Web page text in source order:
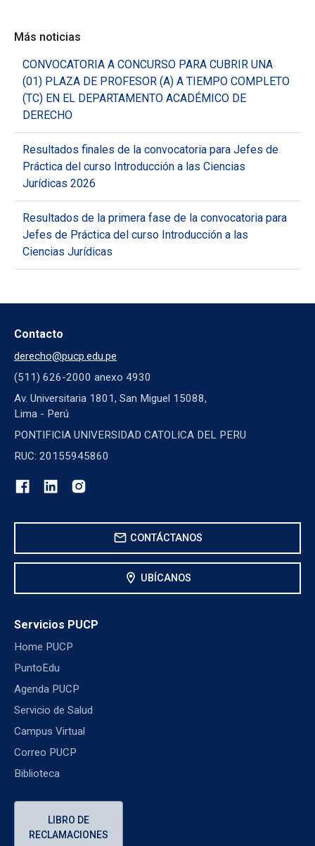
Más noticias
CONVOCATORIA A CONCURSO PARA CUBRIR UNA
(01) PLAZA DE PROFESOR (A) A TIEMPO COMPLETO
(TC) EN EL DEPARTAMENTO ACADÉMICO DE
DERECHO
Resultados finales de la convocatoria para Jefes de
Práctica del curso Introducción a las Ciencias
Jurídicas 2026
Resultados de la primera fase de la convocatoria para
Jefes de Práctica del curso Introducción a las
Ciencias Jurídicas
Contacto
derecho@pucp.edu.pe
(511) 626-2000 anexo 4930
Av. Universitaria 1801, San Miguel 15088,
Lima - Perú
PONTIFICIA UNIVERSIDAD CATOLICA DEL PERU
RUC: 20155945860
mail CONTÁCTANOS
location_on UBÍCANOS
Servicios PUCP
Home PUCP
PuntoEdu
Agenda PUCP
Servicio de Salud
Campus Virtual
Correo PUCP
Biblioteca
LIBRO DE
RECLAMACIONES